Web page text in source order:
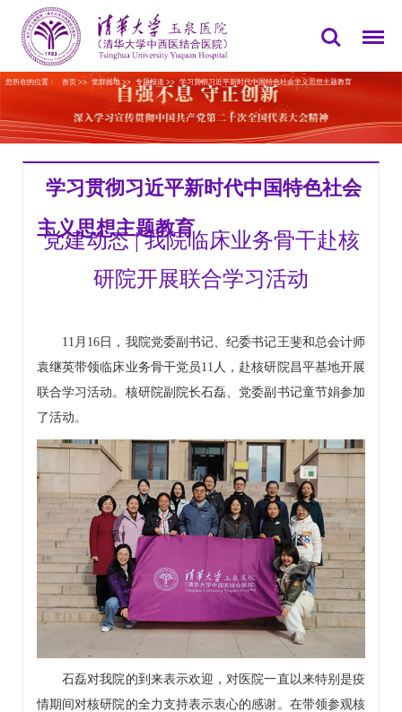
您所在的位置： 首页>> 党群园地>> 专题报道 >> 学习贯彻习近平新时代中国特色社会主义思想主题教育
学习贯彻习近平新时代中国特色社会
主义思想主题教育
党建动态 | 我院临床业务骨干赴核
研院开展联合学习活动
11月16日，我院党委副书记、纪委书记王斐和总会计师
袁继英带领临床业务骨干党员11人，赴核研院昌平基地开展
联合学习活动。核研院副院长石磊、党委副书记童节娟参加
了活动。
石磊对我院的到来表示欢迎，对医院一直以来特别是疫
情期间对核研院的全力支持表示衷心的感谢。在带领参观核